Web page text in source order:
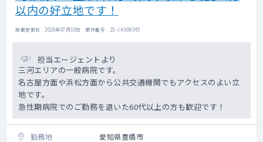
以内の好立地です！
掲載更新日 : 2026年07月10日 案件番号 : 25-JH308345
担当エージェントより
三河エリアの一般病院です。
名古屋方面や浜松方面から公共交通機関でもアクセスのよい立
地です。
急性期病院でのご勤務を退いた60代以上の方も歓迎です！
勤務地 愛知県豊橋市